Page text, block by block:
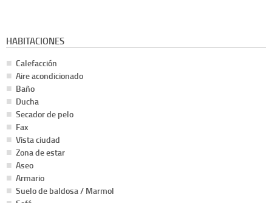
HABITACIONES
Calefacción
Aire acondicionado
Baño
Ducha
Secador de pelo
Fax
Vista ciudad
Zona de estar
Aseo
Armario
Suelo de baldosa / Marmol